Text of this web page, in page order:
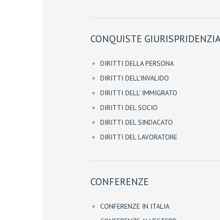
CONQUISTE
DIRITTI DELLA PERSONA
DIRITTI DELL'INVALIDO
DIRITTI DELL' IMMIGRATO
DIRITTI DEL SOCIO
DIRITTI DEL SINDACATO
DIRITTI DEL LAVORATORE
CONFERENZE
CONFERENZE IN ITALIA